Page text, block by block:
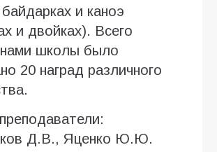
и каноэ
и двойках). Всего
школы было
20 наград различного
Д.В., Яценко Ю.Ю.